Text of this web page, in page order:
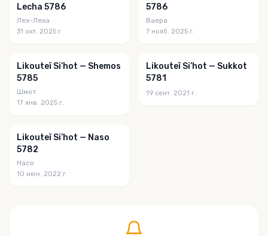
Lecha 5786
Лех-Леха
31 окт. 2025 г.
5786
Ваера
7 нояб. 2025 г.
Likouteï Si’hot — Shemos
5785
Шмот
17 янв. 2025 г.
Likouteï Si’hot — Sukkot
5781
19 сент. 2021 г.
Likouteï Si’hot — Naso
5782
Насо
10 июн. 2022 г.